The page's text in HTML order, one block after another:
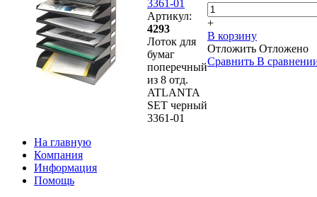
3361-01
Артикул:
4293
Лоток для
бумаг
поперечный
из 8 отд.
ATLANTA
SET черный
3361-01
+
В корзину
Отложить Отложено
Сравнить В
На главную
Компания
Информация
Помощь